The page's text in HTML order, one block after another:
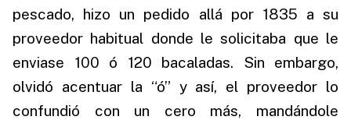
pescado, hizo un pedido allá por 1835 a su
proveedor habitual donde le solicitaba que le
enviase 100 ó 120 bacaladas. Sin embargo,
olvidó acentuar la “ó” y así, el proveedor lo
confundió con un cero más, mandándole